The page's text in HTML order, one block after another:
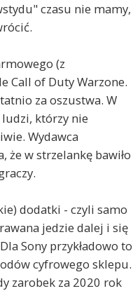
czasu nie mamy,
(z
Call of Duty Warzone.
za oszustwa. W
którzy nie
Wydawca
że w strzelankę bawiło
dodatki - czyli samo
jedzie dalej i się
Sony przykładowo to
cyfrowego sklepu.
zarobek za 2020 rok